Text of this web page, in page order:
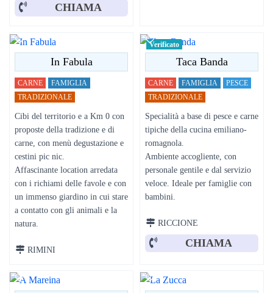
CHIAMA
In Fabula
CARNE
FAMIGLIA
TRADIZIONALE
Cibi del territorio e a Km 0 con
proposte della tradizione e di
carne, con menù degustazione e
cestini pic nic.
Affascinante location arredata
con i richiami delle favole e con
un immenso giardino in cui stare
a contatto con gli animali e la
natura.
RIMINI
Verificato
Taca Banda
CARNE FAMIGLIA
PESCE
TRADIZIONALE
Specialità a base di pesce e carne
tipiche della cucina emiliano-
romagnola.
Ambiente accogliente, con
personale gentile e dal servizio
veloce. Ideale per famiglie con
bambini.
RICCIONE
CHIAMA